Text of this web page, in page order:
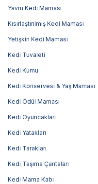
Yavru Kedi Maması
Kısırlaştırılmış Kedi Maması
Yetişkin Kedi Maması
Kedi Tuvaleti
Kedi Kumu
Kedi Konservesi & Yaş Maması
Kedi Ödül Maması
Kedi Oyuncakları
Kedi Yatakları
Kedi Tarakları
Kedi Taşıma Çantaları
Kedi Mama Kabı